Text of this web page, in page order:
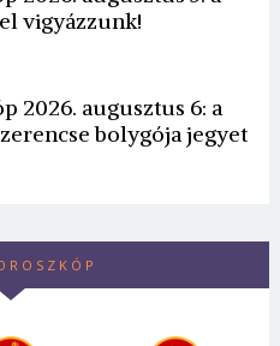
vigyázzunk!
2026. augusztus 6: a
bolygója jegyet